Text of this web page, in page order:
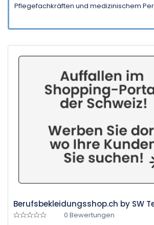
Pflegefachkräften und medizinischem
Berufsbekleidungsshop.ch by SW
0 Bewertungen